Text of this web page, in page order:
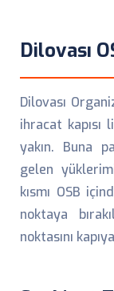
Dilovası
Dilovası
ihracat
yakın. Buna
gelen
kısmı OSB
noktaya
noktasını